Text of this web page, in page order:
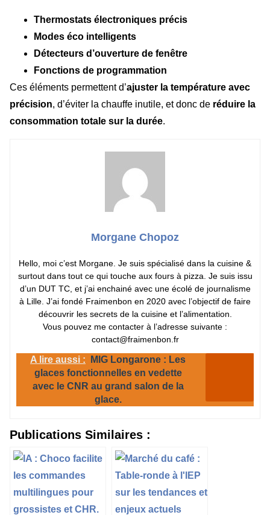
Thermostats électroniques précis
Modes éco intelligents
Détecteurs d’ouverture de fenêtre
Fonctions de programmation
Ces éléments permettent d’ajuster la température avec
précision, d’éviter la chauffe inutile, et donc de réduire la
consommation totale sur la durée.
Morgane Chopoz
Hello, moi c’est Morgane. Je suis spécialisé dans la cuisine &
surtout dans tout ce qui touche aux fours à pizza. Je suis issu
d’un DUT TC, et j’ai enchainé avec une écolé de journalisme
à Lille. J’ai fondé Fraimenbon en 2020 avec l’objectif de faire
découvrir les secrets de la cuisine et l’alimentation.
Vous pouvez me contacter à l’adresse suivante :
contact@fraimenbon.fr
A lire aussi :
MIG Longarone : Les
glaces fonctionnelles en vedette
avec le CNR au grand salon de la
glace.
Publications Similaires :